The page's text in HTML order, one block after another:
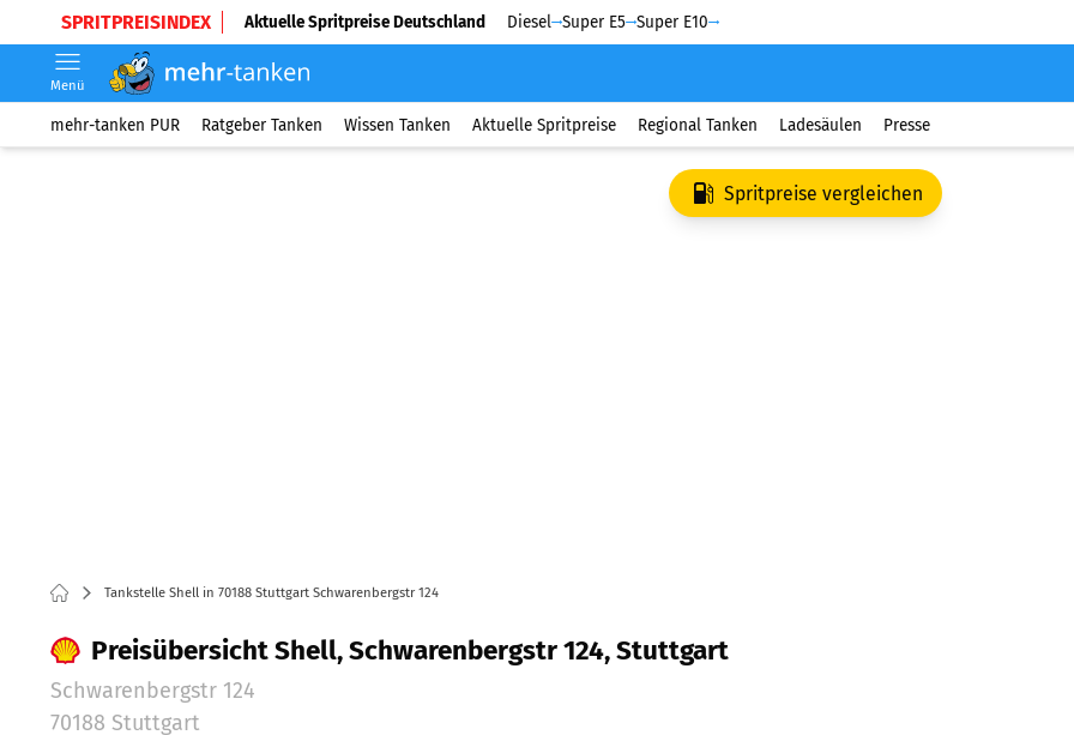
SPRITPREISINDEX Aktuelle Spritpreise Deutschland Diesel Super E5 Super E10
Menü
mehr-tanken PUR Ratgeber Tanken Wissen Tanken Aktuelle Spritpreise Regional Tanken Ladesäulen Presse
Spritpreise vergleichen
Tankstelle Shell in 70188 Stuttgart Schwarenbergstr 124
Preisübersicht Shell, Schwarenbergstr 124, Stuttgart
Schwarenbergstr 124
70188 Stuttgart